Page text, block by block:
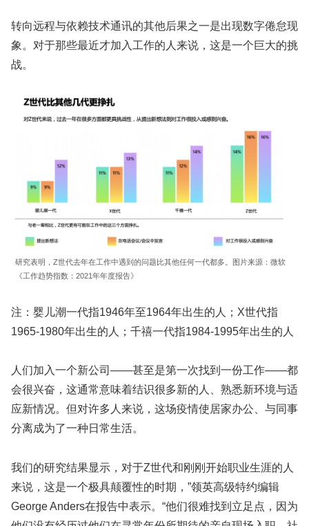
转向远程与依赖技术通讯的其他后果之一是出现数字倦怠现
象。对于那些最近才加入工作的人来说，这是一个巨大的挑
战。
研究表明，Z世代去年在工作中遇到的问题比其他任何一代都多。图片来源：微软
《工作趋势指数：2021年年度报告》
注：婴儿潮一代指1946年至1964年出生的人；X世代指
1965-1980年出生的人；千禧一代指1984-1995年出生的人
人们加入一个新公司——甚至是第一次找到一份工作——都
会很兴奋，这通常意味着结识很多新的人、熟悉新环境与适
应新情况。但对许多人来说，这场疫情使居家办公、与同事
分离成为了一种日常生活。
我们的研究结果显示，对于Z世代和刚刚开始职业生涯的人
来说，这是一个极具颠覆性的时期，”领英高级特约编辑
George Anders在报告中表示。“他们很难找到立足点，因为